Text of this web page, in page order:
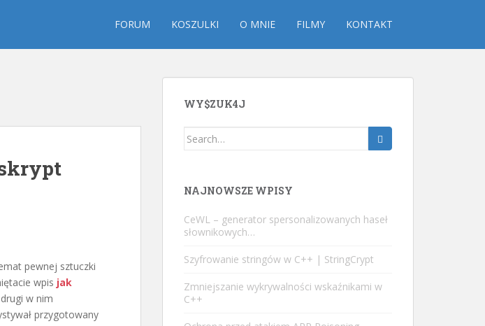
FORUM KOSZULKI O MNIE FILMY KONTAKT
pewnej sztuczki
wpis jak
w nim
przygotowany
WY$ZUK4J
Search
NAJNOWSZE WPISY
CeWL – generator spersonalizowanych haseł
słownikowych…
Szyfrowanie stringów w C++ | StringCrypt
Zmniejszanie wykrywalności wskaźnikami w
C++